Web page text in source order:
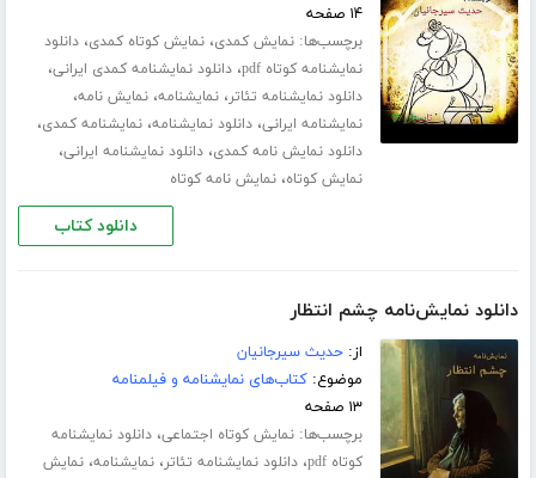
۱۴ صفحه
برچسب‌ها:نمایش کمدی،نمایش کوتاه کمدی،دانلود
نمایشنامه کوتاه pdf
،دانلود نمایشنامه کمدی ایرانی،
دانلود نمایشنامه تئاتر،نمایشنامه،نمایش نامه،
نمایشنامه ایرانی،دانلود نمایشنامه،نمایشنامه کمدی،
دانلود نمایش نامه کمدی،دانلود نمایشنامه ایرانی،
نمایش کوتاه،نمایش نامه کوتاه
دانلود کتاب
دانلود نمایش‌نامه چشم انتظار
از:حدیث سیرجانیان
موضوع:کتاب‌های نمایشنامه و فیلمنامه
۱۳ صفحه
برچسب‌ها:نمایش کوتاه اجتماعی،دانلود نمایشنامه
کوتاه pdf
،دانلود نمایشنامه تئاتر،نمایشنامه،نمایش